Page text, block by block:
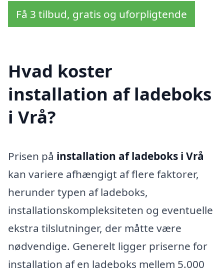
Få 3 tilbud, gratis og uforpligtende
Hvad koster
installation af ladeboks
i Vrå?
Prisen på installation af ladeboks i Vrå
kan variere afhængigt af flere faktorer,
herunder typen af ladeboks,
installationskompleksiteten og eventuelle
ekstra tilslutninger, der måtte være
nødvendige. Generelt ligger priserne for
installation af en ladeboks mellem 5.000